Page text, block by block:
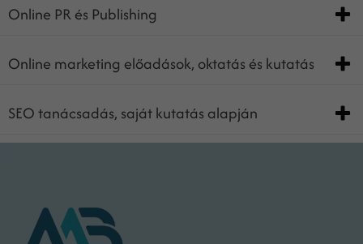
Online PR és Publishing
Online marketing előadások, oktatás és kutatás
SEO tanácsadás, saját kutatás alapján